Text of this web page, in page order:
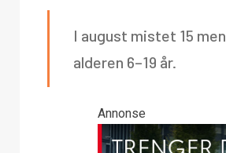
I august mistet 15
alderen 6–19 år.
Annonse